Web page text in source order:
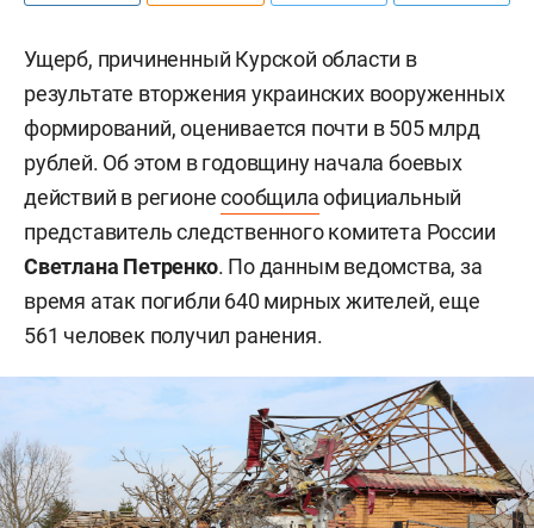
Ущерб, причиненный Курской области в
результате вторжения украинских вооруженных
формирований, оценивается почти в 505 млрд
рублей. Об этом в годовщину начала боевых
действий в регионесообщилаофициальный
представитель следственного комитета России
Светлана Петренко. По данным ведомства, за
время атак погибли 640 мирных жителей, еще
561 человек получил ранения.